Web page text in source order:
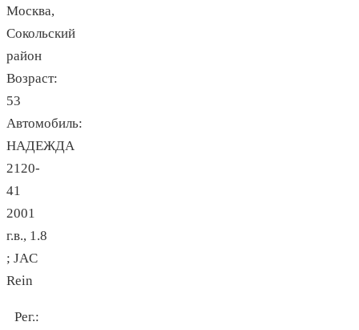
Москва,
Сокольский
район
Возраст:
53
Автомобиль:
НАДЕЖДА
2120-
41
2001
г.в., 1.8
; JAC
Rein
Рег.: